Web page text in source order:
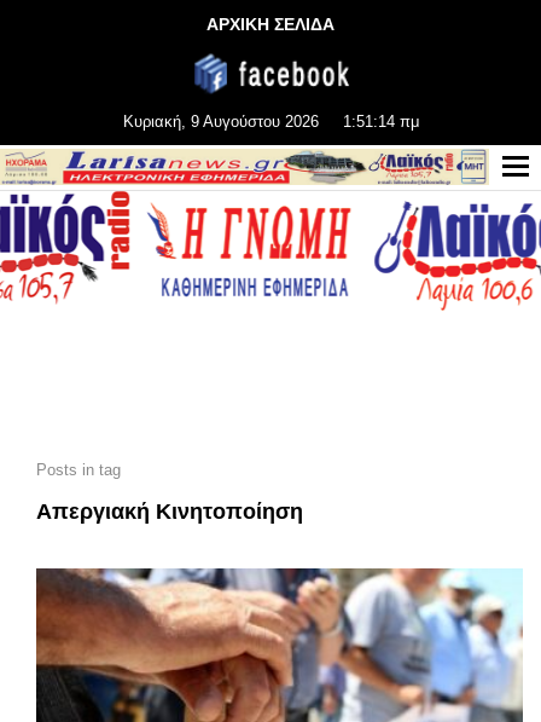
ΑΡΧΙΚΗ ΣΕΛΙΔΑ
Κυριακή, 9 Αυγούστου 2026 1:51:14 πμ
Posts in tag
Απεργιακή Κινητοποίηση